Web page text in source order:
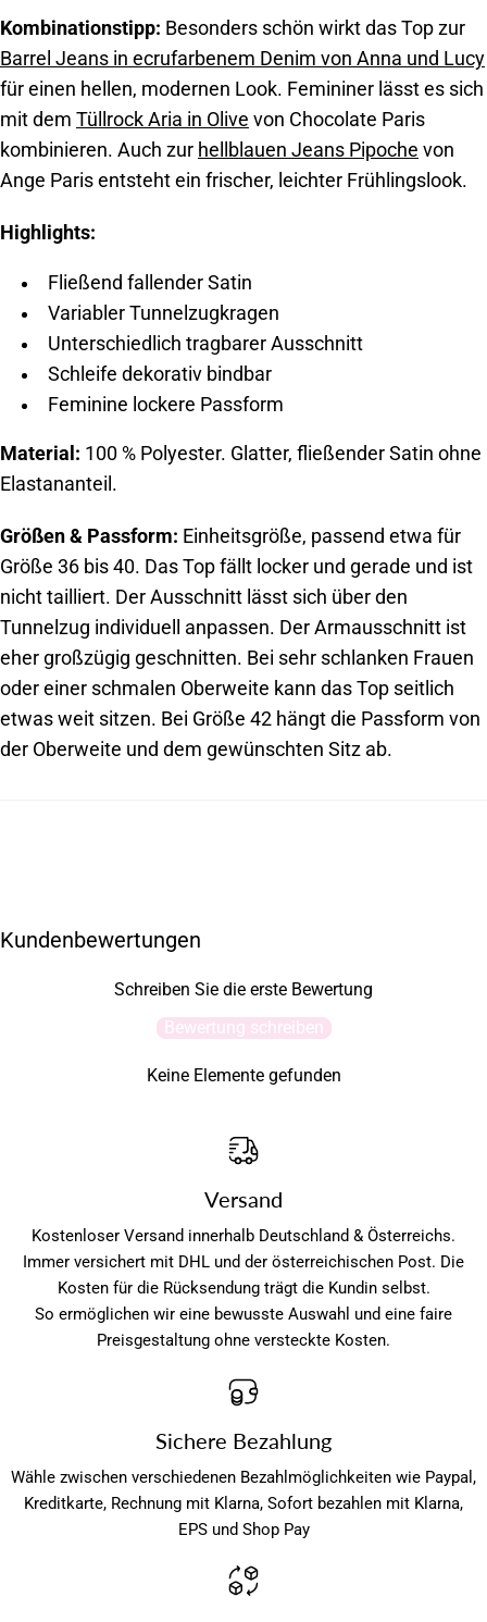
Kombinationstipp: Besonders schön wirkt das Top zur
Barrel Jeans in ecrufarbenem Denim von Anna und Lucy
für einen hellen, modernen Look. Femininer lässt es sich
mit dem Tüllrock Aria in Olive von Chocolate Paris
kombinieren. Auch zur hellblauen Jeans Pipoche von
Ange Paris entsteht ein frischer, leichter Frühlingslook.
Highlights:
Fließend fallender Satin
Variabler Tunnelzugkragen
Unterschiedlich tragbarer Ausschnitt
Schleife dekorativ bindbar
Feminine lockere Passform
Material: 100 % Polyester. Glatter, fließender Satin ohne
Elastananteil.
Größen & Passform: Einheitsgröße, passend etwa für
Größe 36 bis 40. Das Top fällt locker und gerade und ist
nicht tailliert. Der Ausschnitt lässt sich über den
Tunnelzug individuell anpassen. Der Armausschnitt ist
eher großzügig geschnitten. Bei sehr schlanken Frauen
oder einer schmalen Oberweite kann das Top seitlich
etwas weit sitzen. Bei Größe 42 hängt die Passform von
der Oberweite und dem gewünschten Sitz ab.
Kundenbewertungen
Schreiben Sie die erste Bewertung
Bewertung schreiben
Keine Elemente gefunden
Versand
Kostenloser Versand innerhalb Deutschland & Österreichs.
Immer versichert mit DHL und der österreichischen Post. Die
Kosten für die Rücksendung trägt die Kundin selbst.
So ermöglichen wir eine bewusste Auswahl und eine faire
Preisgestaltung ohne versteckte Kosten.
Sichere Bezahlung
Wähle zwischen verschiedenen Bezahlmöglichkeiten wie Paypal,
Kreditkarte, Rechnung mit Klarna, Sofort bezahlen mit Klarna,
EPS und Shop Pay